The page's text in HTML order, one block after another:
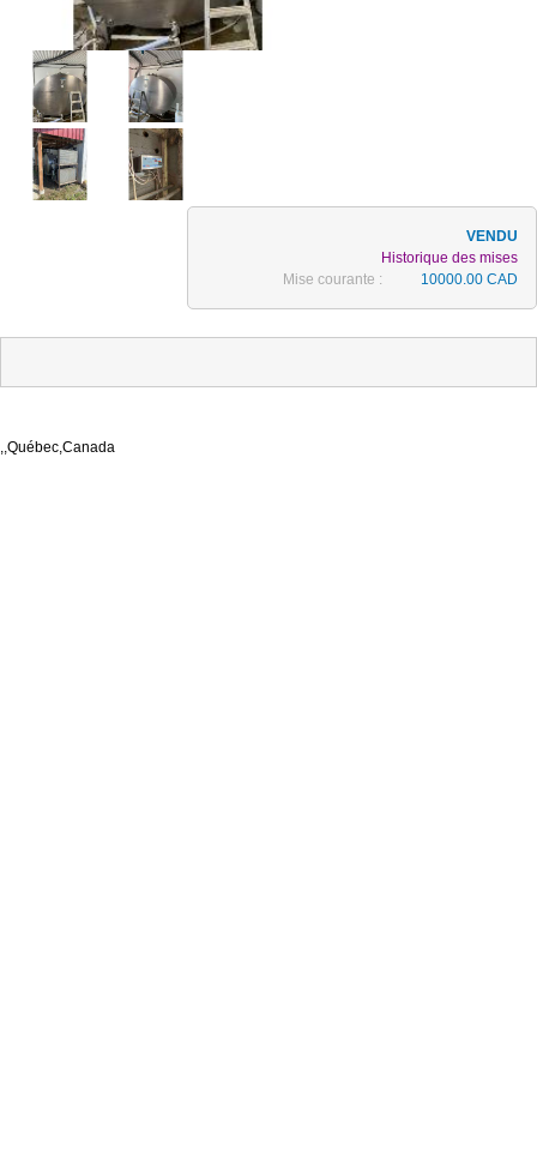
Historique des mises
Mise courante :
10000.00 CAD
,,Québec,Canada